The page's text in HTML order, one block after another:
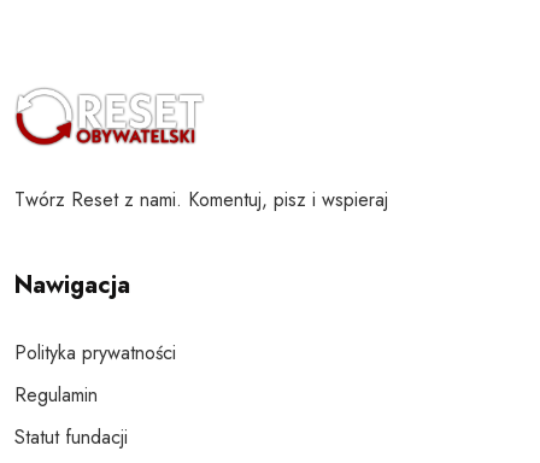
Twórz Reset z nami. Komentuj, pisz i wspieraj
Nawigacja
Polityka prywatności
Regulamin
Statut fundacji